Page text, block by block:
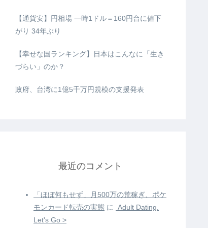
【通貨安】円相場 一時1ドル＝160円台に値下
がり 34年ぶり
【幸せな国ランキング】日本はこんなに「生き
づらい」のか？
政府、台湾に1億5千万円規模の支援発表
最近のコメント
「ほぼ何もせず」月500万の荒稼ぎ、ポケ
モンカード転売の実態 に
️ Adult Dating.
Let's Go >